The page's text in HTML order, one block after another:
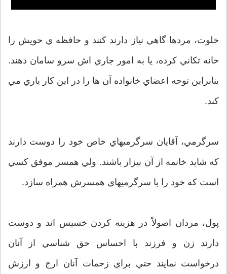
خلوت، مردها گاهي نياز دارند كنند و حافظه ي حويش را
خانه تكاني كرده، يا به امور جاري اش سرو سامان دهند.
بنابراين توجه اعضاي خانواده آن ها را در اين كار ياري مي
كند.
سرگرمي، آقايان سرگرميهاي خاص خود را دوست دارند
كه شايد خانمه از آن بيزار باشند. ولي همسر موفق كسي
است كه خود را با سرگرميهاي همسرش همراه سازد.
پول، مردان اصولاً در هزينه كردن خسيس اند و دوست
دارند زن و فرزند با احساس حق شناسي از آنان
درخواست نمايند حتي براي زحمات آنان ارج و ارزش